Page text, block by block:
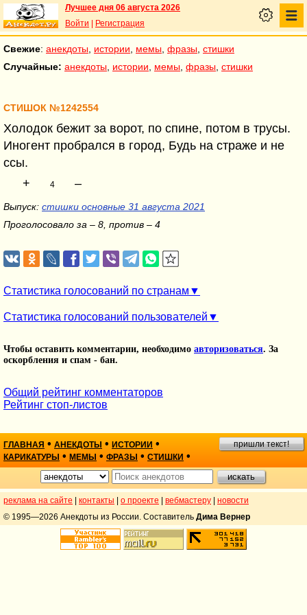
Лучшее дня 06 августа 2026
Войти
Регистрация
Свежие: анекдоты истории мемы фразы стишки
Случайные: анекдоты истории мемы фразы стишки
СТИШОК №1242554
Холодок бежит за ворот, по спине, потом в трусы.
Иногент пробрался в город, Будь на страже и не
ссы.
+
4 –
Выпуск: стишки основные 31 августа 2021
Проголосовало за – 8, против – 4
Статистика голосований по странам
Статистика голосований пользователей
Чтобы оставить комментарии, необходимо авторизоваться. За
оскорбления и спам - бан.
Общий рейтинг комментаторов
Рейтинг стоп-листов
ГЛАВНАЯ • АНЕКДОТЫ • ИСТОРИИ •
КАРИКАТУРЫ • МЕМЫ • ФРАЗЫ • СТИШКИ •
пришли текст!
реклама на сайте контакты о проекте вебмастеру
новости
© 1995—2026 Анекдоты из России. Составитель Дима Вернер